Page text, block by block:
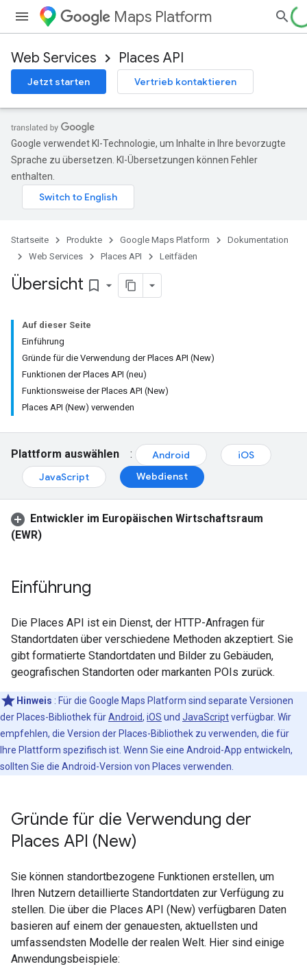
Maps Platform
Web Services Places API
Jetzt starten Vertrieb kontaktieren
Google verwendet KI-Technologie, um Inhalte in Ihre bevorzugte
Sprache zu übersetzen. KI-Übersetzungen können Fehler
enthalten.
Startseite Produkte Google Maps Platform
Dokumentation
Web Services
Places API Leitfäden
Übersicht bookmark_border
Auf dieser Seite
Einführung
Gründe für die Verwendung der Places API (New)
Funktionen der Places API (neu)
Funktionsweise der Places API (New)
Places API (New) verwenden
Plattform auswählen : Android
iOS
JavaScript
Webdienst
Entwickler im Europäischen Wirtschaftsraum
(EWR)
Einführung
Die Places API ist ein Dienst, der HTTP-Anfragen für
Standortdaten über verschiedene Methoden akzeptiert. Sie
gibt formatierte Standortdaten und Bilder zu Gebäuden,
geografischen Standorten oder markanten POIs zurück.
Hinweis : Für die Google Maps Platform sind separate Versionen
der Places-Bibliothek fürAndroid, iOS und JavaScriptverfügbar. Wir
empfehlen, die Version der Places-Bibliothek zu verwenden, die für
Ihre Plattform spezifisch ist. Wenn Sie eine Android-App entwickeln,
sollten Sie die Android-Version von Places verwenden.
Gründe für die Verwendung der
Places API (New)
Sie können standortbezogene Funktionen erstellen, um
Ihren Nutzern detaillierte Standortdaten zur Verfügung zu
stellen. Die über die Places API (New) verfügbaren Daten
basieren auf einem der genauesten, aktuellsten und
umfassendsten Modelle der realen Welt. Hier sind einige
Anwendungsbeispiele: